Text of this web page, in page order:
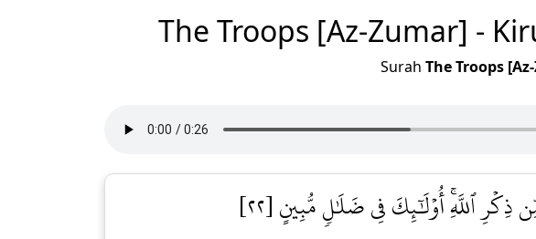
The Troops [Az-Zumar] -
Surah The Troops
ٱللَّهِۚ أُوْلَٰٓئِكَ فِي ضَلَٰلٖ مُّبِينٍ [٢٢]